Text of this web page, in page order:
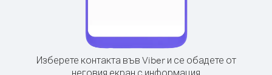
Изберете контакта във Viber и се обадете от
неговия екран с информация